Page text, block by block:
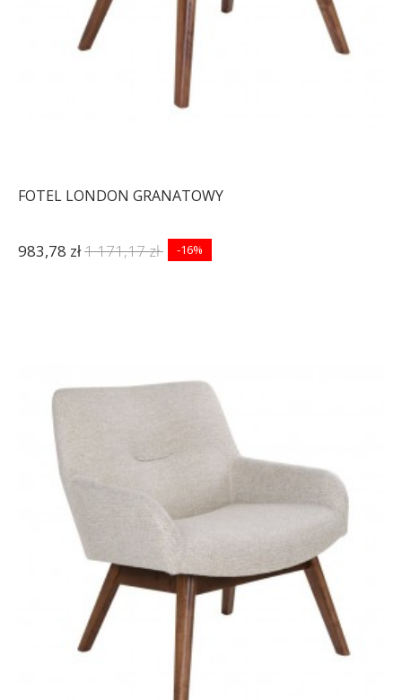
FOTEL LONDON GRANATOWY
983,78 zł1 171,17 zł -16%